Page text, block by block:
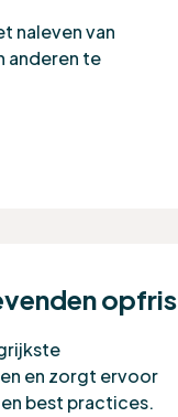
naleven van
anderen te
opfris
en zorgt ervoor
best practices.